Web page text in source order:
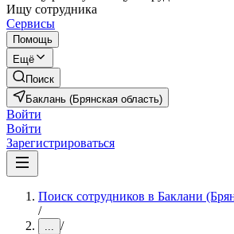
Ищу сотрудника
Сервисы
Помощь
Ещё
Поиск
Баклань (Брянская область)
Войти
Войти
Зарегистрироваться
Поиск сотрудников в Баклани
/
... /